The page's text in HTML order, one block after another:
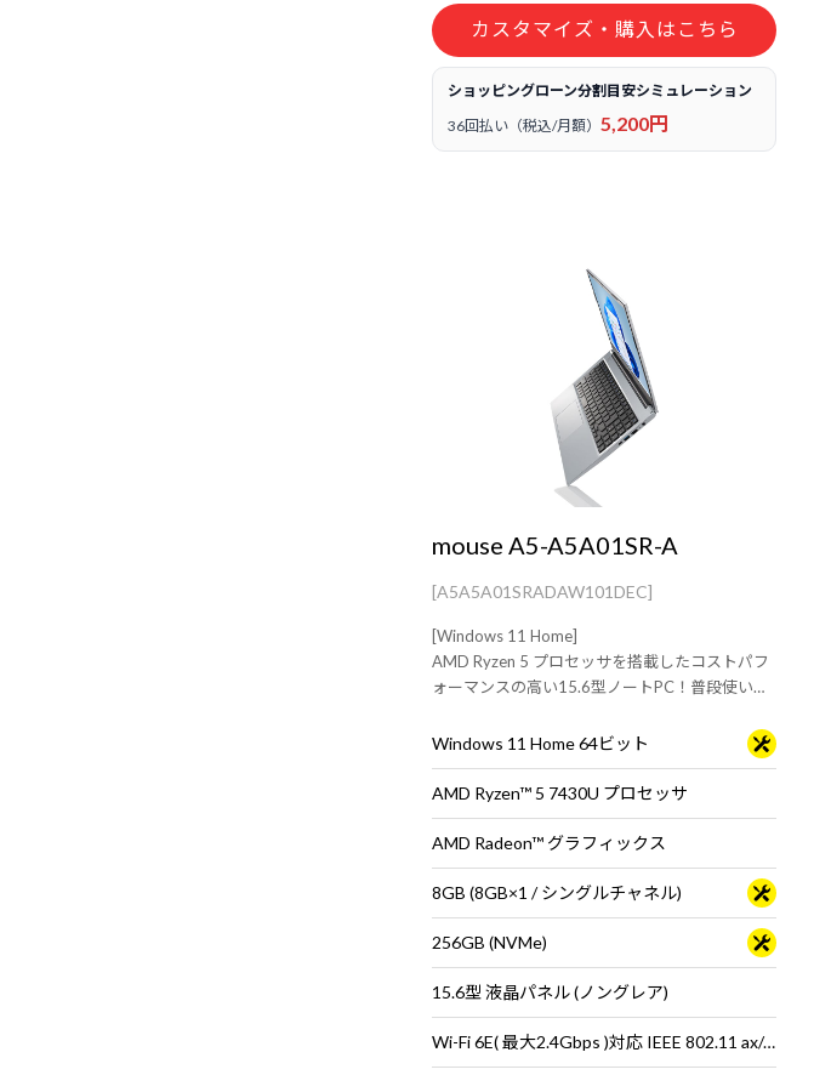
カスタマイズ・購入はこちら
ショッピングローン分割目安シミュレーション
36回払い（税込/月額） 5,200円
mouse A5-A5A01SR-A
[A5A5A01SRADAW101DEC]
[Windows 11 Home]
AMD Ryzen 5 プロセッサを搭載したコストパフ
ォーマンスの高い15.6型ノートPC！普段使いか
ードPC
Windows 11 Home 64ビット
AMD Ryzen™ 5 7430U プロセッサ
AMD Radeon™ グラフィックス
8GB (8GB×1 / シングルチャネル)
256GB (NVMe)
15.6型 液晶パネル (ノングレア)
Wi-Fi 6E( 最大2.4Gbps )対応 IEEE 802.11 ax/ac/a/b/g/n準拠 ＋ Bluetooth 5内蔵